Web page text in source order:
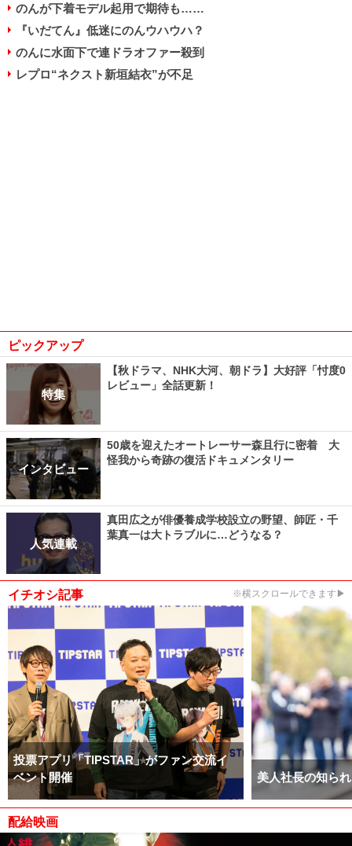
のんが下着モデル起用で期待も……
『いだてん』低迷にのんウハウハ？
のんに水面下で連ドラオファー殺到
レプロ“ネクスト新垣結衣”が不足
ピックアップ
特集
【秋ドラマ、NHK大河、朝ドラ】大好評「忖度0
レビュー」全話更新！
インタビュー
50歳を迎えたオートレーサー森且行に密着 大
怪我から奇跡の復活ドキュメンタリー
人気連載
真田広之が俳優養成学校設立の野望、師匠・千
葉真一は大トラブルに…どうなる？
イチオシ記事 ※横スクロールできます▶
投票アプリ「TIPSTAR」がファン交流イ
ベント開催
美人社長の知ら
配給映画